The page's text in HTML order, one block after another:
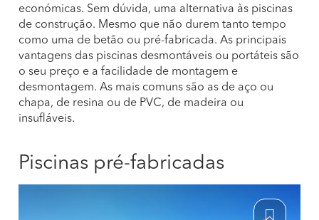
económicas. Sem dúvida, uma alternativa às piscinas
de construção. Mesmo que não durem tanto tempo
como uma de betão ou pré-fabricada. As principais
vantagens das piscinas desmontáveis ou portáteis são
o seu preço e a facilidade de montagem e
desmontagem. As mais comuns são as de aço ou
chapa, de resina ou de PVC, de madeira ou
insufláveis.
Piscinas pré-fabricadas